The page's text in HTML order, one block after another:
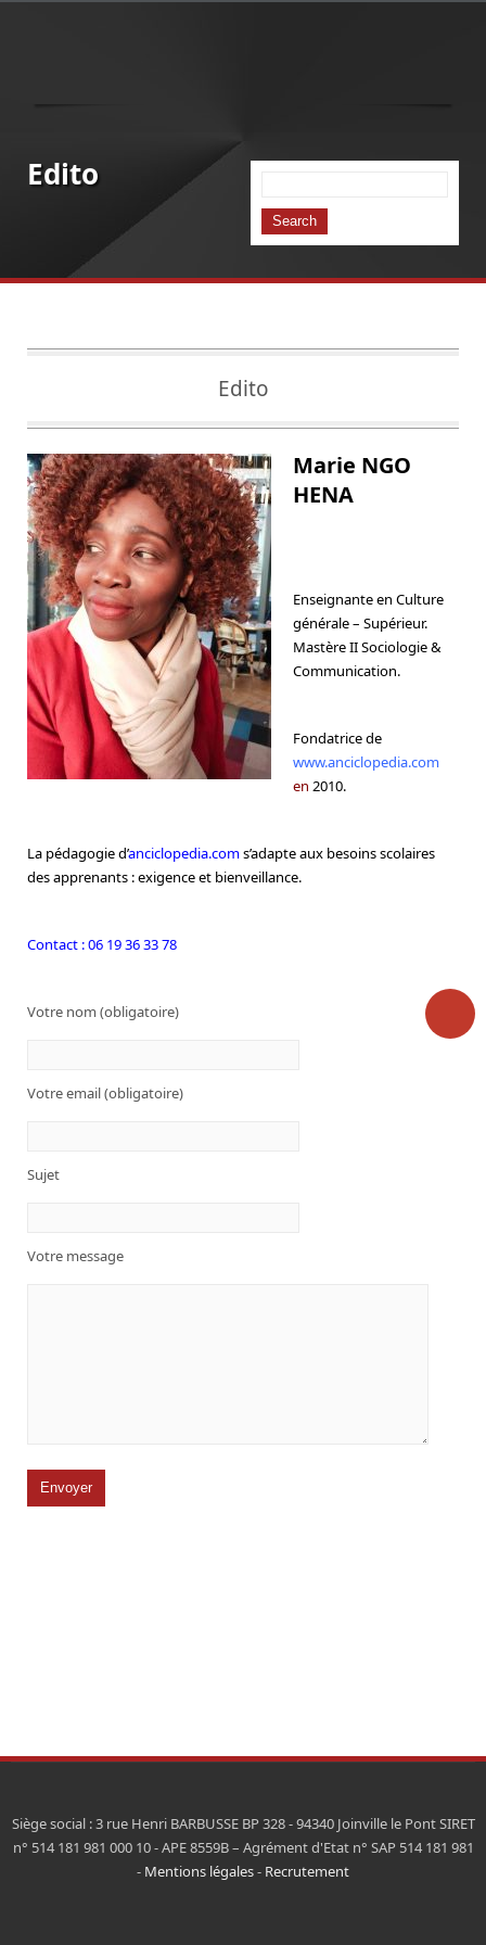
Edito
Edito
Marie NGO
HENA
Enseignante en Culture
générale – Supérieur.
Mastère II Sociologie &
Communication.
Fondatrice de
www.anciclopedia.com
en 2010.
La pédagogie d’anciclopedia.coms’adapte aux besoins scolaires
des apprenants : exigence et bienveillance.
Contact : 06 19 36 33 78
Votre nom (obligatoire)
Votre email (obligatoire)
Sujet
Votre message
Siège social : 3 rue Henri BARBUSSE BP 328 - 94340 Joinville le Pont SIRET
n° 514 181 981 000 10 - APE 8559B – Agrément d'Etat n° SAP 514 181 981
- Mentions légales- Recrutement